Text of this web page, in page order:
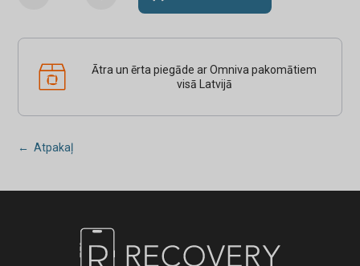
Ātra un ērta piegāde ar Omniva pakomātiem
visā Latvijā
← Atpakaļ